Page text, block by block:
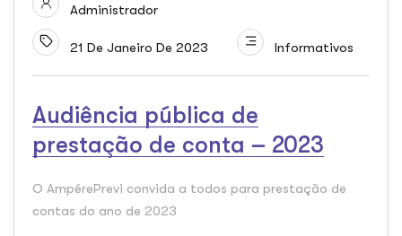
Administrador
21 De Janeiro De 2023 Informativos
Audiência pública de
prestação de conta – 2023
O AmpérePrevi convida a todos para prestação de
contas do ano de 2023